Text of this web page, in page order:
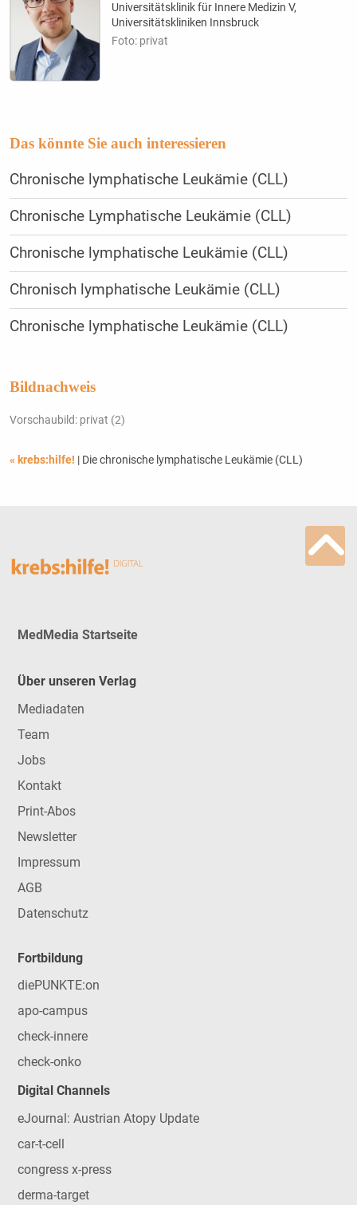
Universitätsklinik für Innere Medizin V,
Universitätskliniken Innsbruck
Foto: privat
Das könnte Sie auch interessieren
Chronische lymphatische Leukämie (CLL)
Chronische Lymphatische Leukämie (CLL)
Chronische lymphatische Leukämie (CLL)
Chronisch lymphatische Leukämie (CLL)
Chronische lymphatische Leukämie (CLL)
Bildnachweis
Vorschaubild: privat (2)
« krebs:hilfe! | Die chronische lymphatische Leukämie (CLL)
MedMedia Startseite
Über unseren Verlag
Mediadaten
Team
Jobs
Kontakt
Print-Abos
Newsletter
Impressum
AGB
Datenschutz
Fortbildung
diePUNKTE:on
apo-campus
check-innere
check-onko
Digital Channels
eJournal: Austrian Atopy Update
car-t-cell
congress x-press
derma-target